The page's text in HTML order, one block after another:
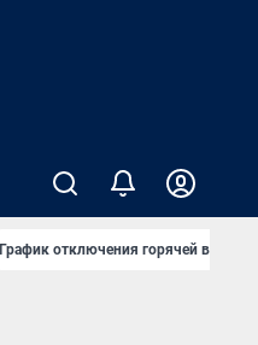
График отключения горячей воды в